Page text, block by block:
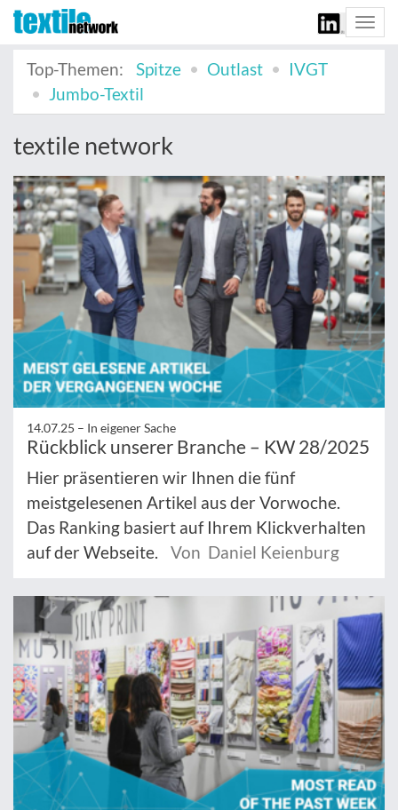
Top-Themen:
Spitze Outlast
IVGT
Jumbo-Textil
textile network
14.07.25 – In eigener Sache
Rückblick unserer Branche – KW 28/2025
Hier präsentieren wir Ihnen die fünf
meistgelesenen Artikel aus der Vorwoche.
Das Ranking basiert auf Ihrem Klickverhalten
auf der Webseite.
Von Daniel Keienburg